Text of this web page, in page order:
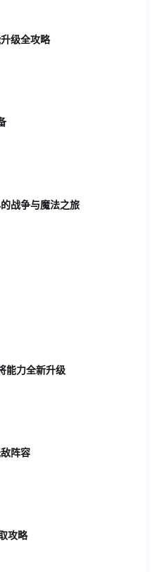
级全攻略
战争与魔法之旅
能力全新升级
阵容
攻略